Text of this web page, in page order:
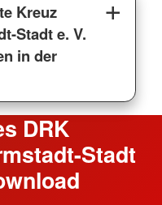
Kreuz
Stadt e. V.
in der
DRK
Stadt